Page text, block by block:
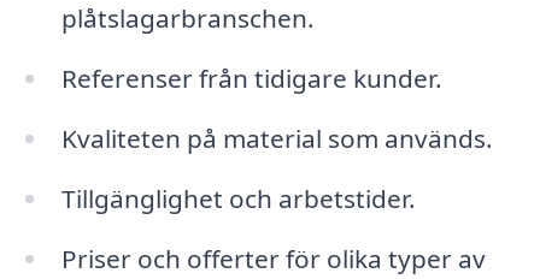
plåtslagarbranschen.
Referenser från tidigare kunder.
Kvaliteten på material som används.
Tillgänglighet och arbetstider.
Priser och offerter för olika typer av